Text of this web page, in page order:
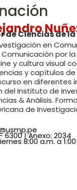
de Ciencias de
en
por
y cultura visual
y capítulos
en diferentes
del Instituto de
& Análisis.
de
6300 | Anexo: 2034
8:00 a.m. a